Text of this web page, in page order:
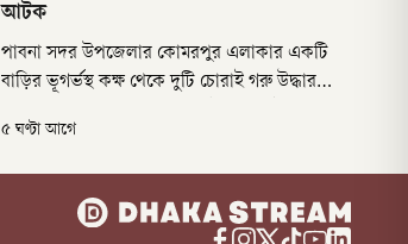
আটক
পাবনা সদর উপজেলার কোমরপুর এলাকার একটি
বাড়ির ভূগর্ভস্থ কক্ষ থেকে দুটি চোরাই গরু উদ্ধার
এই অভিযানে বাড়ির মালিক শরিফুল ইসলাম প্রধানকে
৫ ঘণ্টা আগে